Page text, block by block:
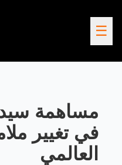
☰
مساهمة
في تغيير
العالمي